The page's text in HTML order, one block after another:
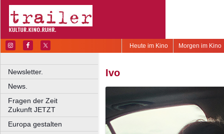
Morgen im Kino
Heute im Kino
Newsletter.
News.
Fragen der Zeit
Zukunft JETZT
Europa gestalten
Ivo